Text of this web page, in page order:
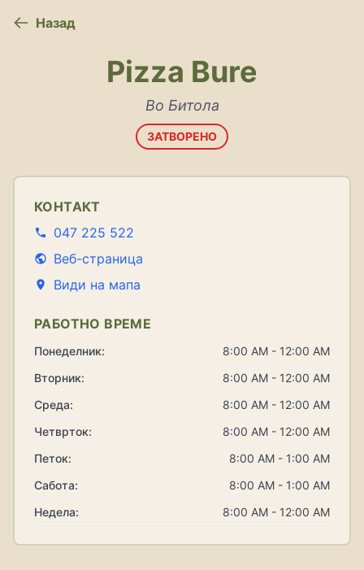
Назад
Pizza Bure
Во Битола
ЗАТВОРЕНО
КОНТАКТ
047 225 522
Веб-страница
Види на мапа
РАБОТНО ВРЕМЕ
Понеделник:
8:00 AM - 12:00 AM
Вторник:
8:00 AM - 12:00 AM
Среда:
8:00 AM - 12:00 AM
Четврток:
8:00 AM - 12:00 AM
Петок:
8:00 AM - 1:00 AM
Сабота:
8:00 AM - 1:00 AM
Недела:
8:00 AM - 12:00 AM